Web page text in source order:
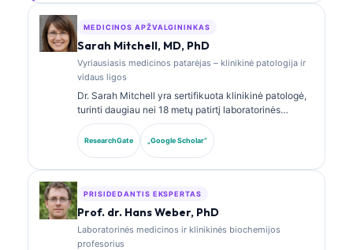
laboratorinės diagnostikos laboratorinės medicinos
MEDICINOS APŽVALGININKAS
Sarah Mitchell, MD, PhD
Vyriausiasis medicinos patarėjas – klinikinė patologija ir
vidaus ligos
Dr. Sarah Mitchell yra sertifikuota klinikinė patologė,
turinti daugiau nei 18 metų patirtį laboratorinės
medicinos ir diagnostinės analizės srityje. Ji turi
klinikinės chemijos specializacijos sertifikatus ir
plačiai publikavo biomarkerių panelių bei
ResearchGate „Google Scholar“
PRISIDEDANTIS EKSPERTAS
Prof. dr. Hans Weber, PhD
Laboratorinės medicinos ir klinikinės biochemijos
profesorius